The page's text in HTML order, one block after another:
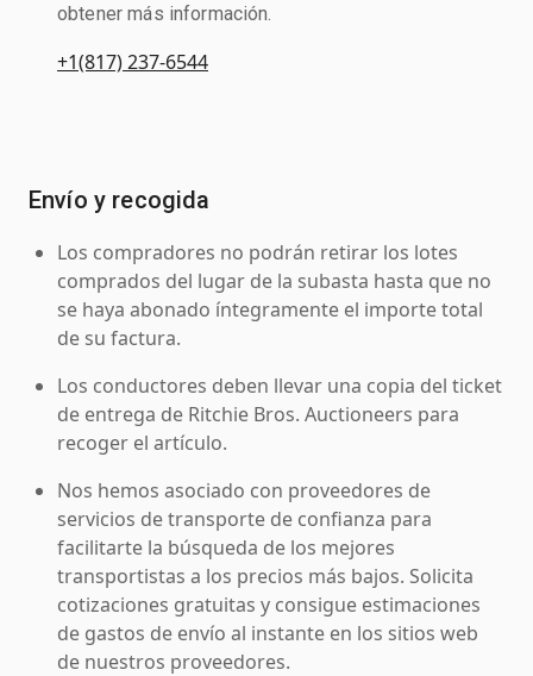
obtener más información.
+1(817) 237-6544
Envío y recogida
Los compradores no podrán retirar los lotes
comprados del lugar de la subasta hasta que no
se haya abonado íntegramente el importe total
de su factura.
Los conductores deben llevar una copia del ticket
de entrega de Ritchie Bros. Auctioneers para
recoger el artículo.
Nos hemos asociado con proveedores de
servicios de transporte de confianza para
facilitarte la búsqueda de los mejores
transportistas a los precios más bajos. Solicita
cotizaciones gratuitas y consigue estimaciones
de gastos de envío al instante en los sitios web
de nuestros proveedores.